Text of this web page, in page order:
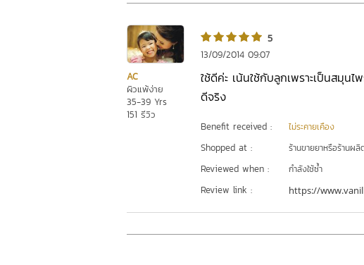
AC
ผิวแพ้ง่าย
35-39 Yrs
151 รีวิว
5
13/09/2014 09:07
ใช้ดีค่ะ เน้นใช้กับลูกเพราะเป็นสมุน
ดีจริง
Benefit received : ไม่ระคายเคือง
Shopped at : ร้านขายยาหรือร้านผ
Reviewed when : กำลังใช้ซ้ำ
Review link : https://